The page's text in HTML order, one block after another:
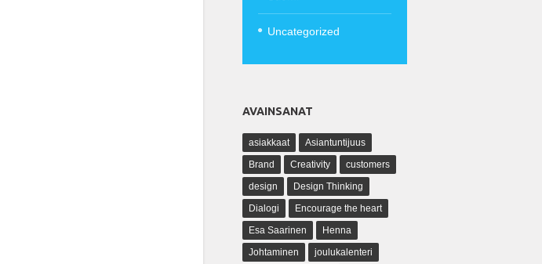
Uncategorized
AVAINSANAT
asiakkaat
Asiantuntijuus
Brand
Creativity
customers
design
Design Thinking
Dialogi
Encourage the heart
Esa Saarinen
Henna
Johtaminen
joulukalenteri